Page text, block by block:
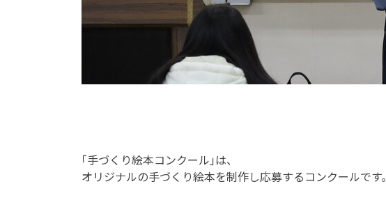
｢手づくり絵本コンクール｣は、
オリジナルの手づくり絵本を制作し応募するコンクールです。